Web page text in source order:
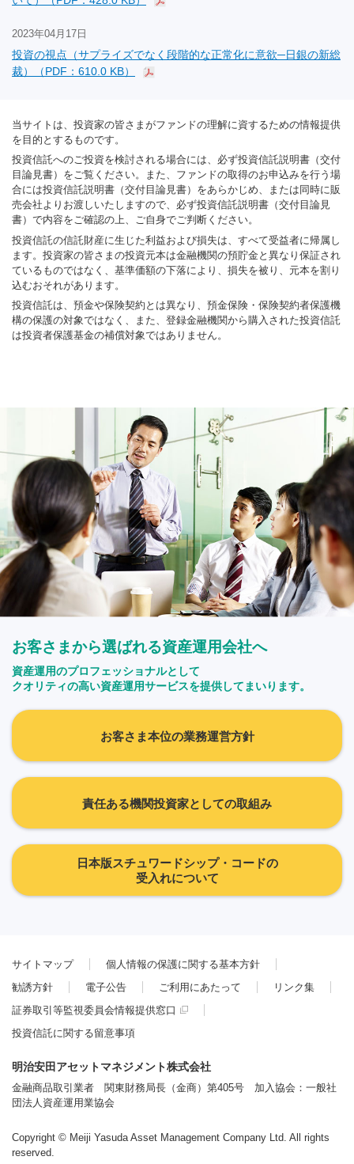
2023年04月17日
投資の視点（サプライズでなく段階的な正常化に意欲─日銀の新総
裁）（PDF：610.0 KB）
当サイトは、投資家の皆さまがファンドの理解に資するための情報提供
を目的とするものです。
投資信託へのご投資を検討される場合には、必ず投資信託説明書（交付
目論見書）をご覧ください。また、ファンドの取得のお申込みを行う場
合には投資信託説明書（交付目論見書）をあらかじめ、または同時に販
売会社よりお渡しいたしますので、必ず投資信託説明書（交付目論見
書）で内容をご確認の上、ご自身でご判断ください。
投資信託の信託財産に生じた利益および損失は、すべて受益者に帰属し
ます。投資家の皆さまの投資元本は金融機関の預貯金と異なり保証され
ているものではなく、基準価額の下落により、損失を被り、元本を割り
込むおそれがあります。
投資信託は、預金や保険契約とは異なり、預金保険・保険契約者保護機
構の保護の対象ではなく、また、登録金融機関から購入された投資信託
は投資者保護基金の補償対象ではありません。
お客さまから選ばれる資産運用会社へ
資産運用のプロフェッショナルとして
クオリティの高い資産運用サービスを提供してまいります。
お客さま本位の業務運営方針
責任ある機関投資家としての取組み
日本版スチュワードシップ・コードの
受入れについて
サイトマップ
個人情報の保護に関する基本方針
勧誘方針
電子公告 ご利用にあたって
リンク集
証券取引等監視委員会情報提供窓口
投資信託に関する留意事項
明治安田アセットマネジメント株式会社
金融商品取引業者 関東財務局長（金商）第405号 加入協会：一般社
団法人資産運用業協会
Copyright © Meiji Yasuda Asset Management Company Ltd. All rights
reserved.